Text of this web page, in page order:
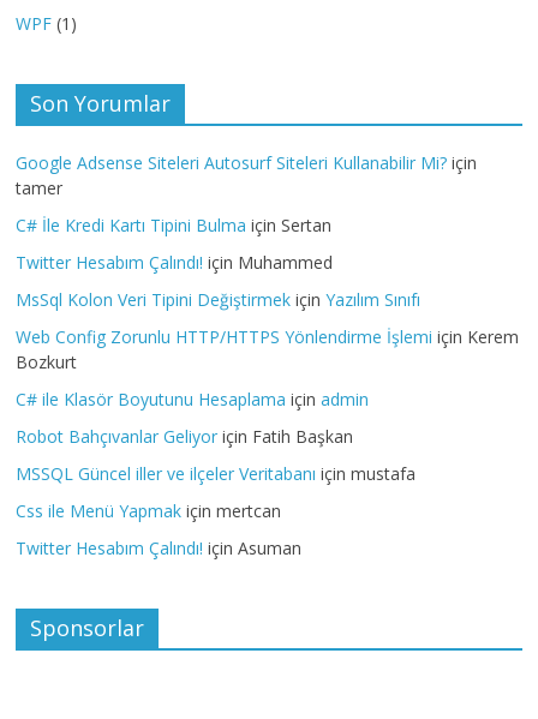
WPF (1)
Son Yorumlar
Google Adsense Siteleri Autosurf Siteleri Kullanabilir Mi? için
tamer
C# İle Kredi Kartı Tipini Bulma içinSertan
Twitter Hesabım Çalındı! için Muhammed
MsSql Kolon Veri Tipini Değiştirmek içinYazılım Sınıfı
Web Config Zorunlu HTTP/HTTPS Yönlendirme İşlemi için Kerem
Bozkurt
C# ile Klasör Boyutunu Hesaplama içinadmin
Robot Bahçıvanlar Geliyor için Fatih Başkan
MSSQL Güncel iller ve ilçeler Veritabanı içinmustafa
Css ile Menü Yapmak içinmertcan
Twitter Hesabım Çalındı! içinAsuman
Sponsorlar